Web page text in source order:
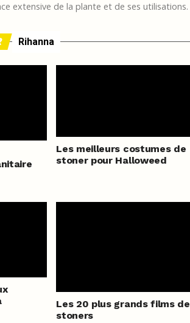
extensive de la plante et de ses utilisations.
Rihanna
Les meilleurs costumes de
stoner pour Halloweed
Les 20 plus grands films de
stoners